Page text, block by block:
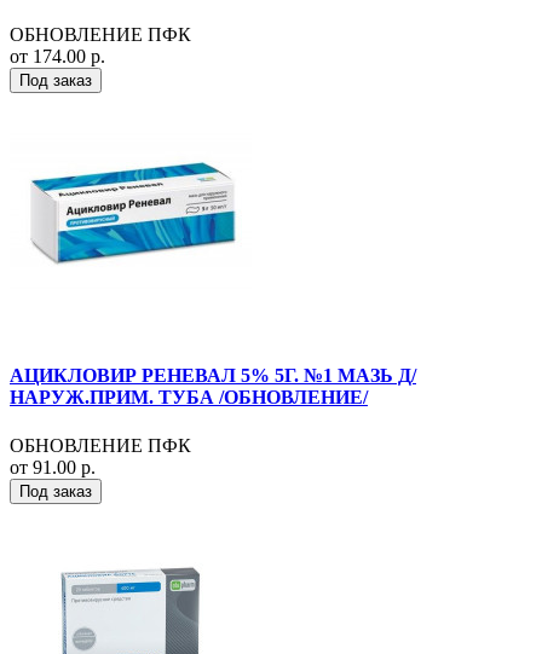
ОБНОВЛЕНИЕ ПФК
от 174.00 р.
Под заказ
АЦИКЛОВИР РЕНЕВАЛ 5% 5Г. №1 МАЗЬ Д/
НАРУЖ.ПРИМ. ТУБА /ОБНОВЛЕНИЕ/
ОБНОВЛЕНИЕ ПФК
от 91.00 р.
Под заказ